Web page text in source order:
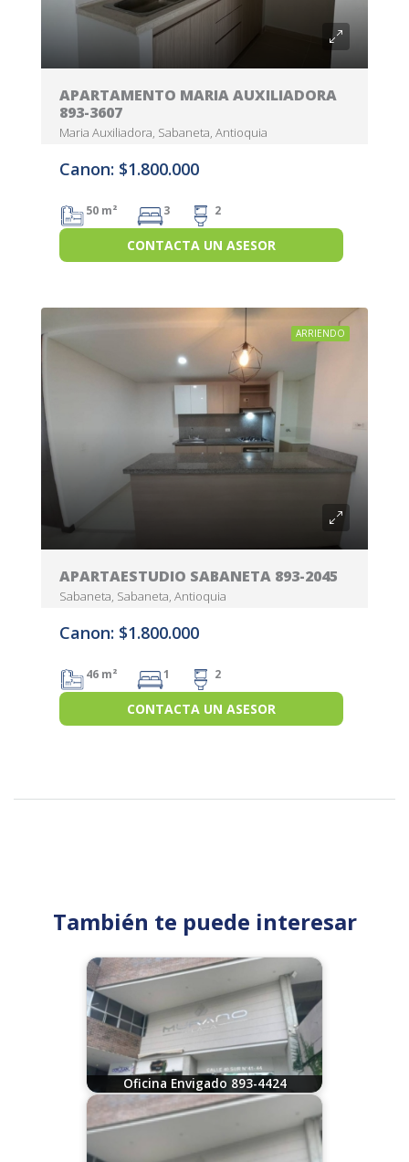
APARTAMENTO MARIA AUXILIADORA
893-3607
Maria Auxiliadora, Sabaneta, Antioquia
Canon: $1.800.000
50 m² 3 2
CONTACTA UN ASESOR
ARRIENDO
APARTAESTUDIO SABANETA 893-2045
Sabaneta, Sabaneta, Antioquia
Canon: $1.800.000
46 m² 1 2
CONTACTA UN ASESOR
También te puede interesar
Oficina Envigado 893-4424
07/29/2026